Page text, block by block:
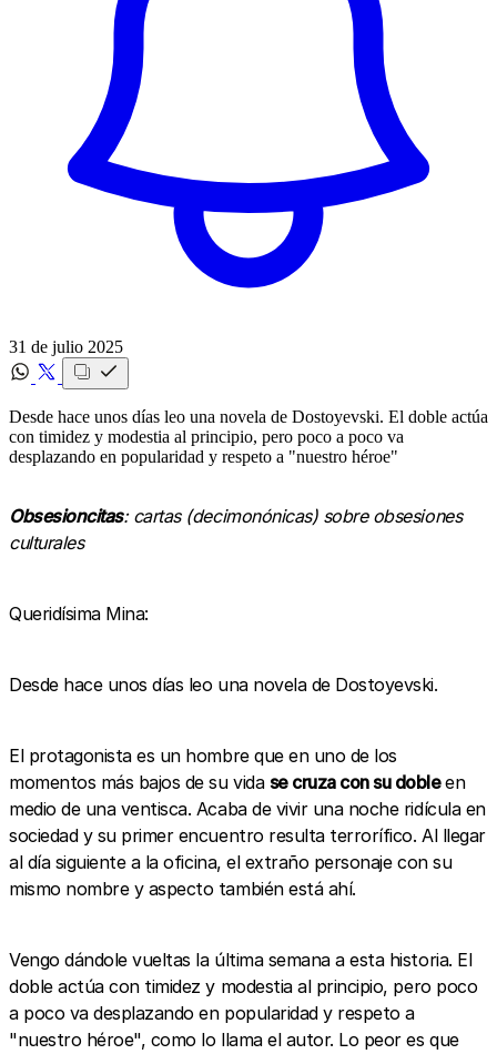
31 de julio 2025
Desde hace unos días leo una novela de Dostoyevski. ‍El doble actúa
con timidez y modestia al principio, pero poco a poco va
desplazando en popularidad y respeto a "nuestro héroe"
Obsesioncitas: cartas (decimonónicas) sobre obsesiones
culturales
Queridísima Mina:
Desde hace unos días leo una novela de Dostoyevski.
El protagonista es un hombre que en uno de los
momentos más bajos de su vida se cruza con su dobleen
medio de una ventisca. Acaba de vivir una noche ridícula en
sociedad y su primer encuentro resulta terrorífico. Al llegar
al día siguiente a la oficina, el extraño personaje con su
mismo nombre y aspecto también está ahí.
Vengo dándole vueltas la última semana a esta historia. El
doble actúa con timidez y modestia al principio, pero poco
a poco va desplazando en popularidad y respeto a
"nuestro héroe", como lo llama el autor. Lo peor es que